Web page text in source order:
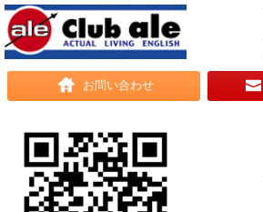
お問い合わせ